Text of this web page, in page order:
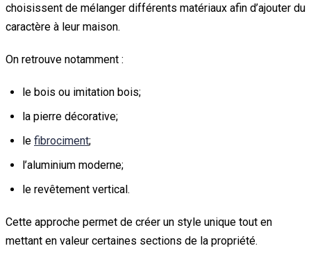
choisissent de mélanger différents matériaux afin d’ajouter du
caractère à leur maison.
On retrouve notamment :
le bois ou imitation bois;
la pierre décorative;
le fibrociment;
l’aluminium moderne;
le revêtement vertical.
Cette approche permet de créer un style unique tout en
mettant en valeur certaines sections de la propriété.